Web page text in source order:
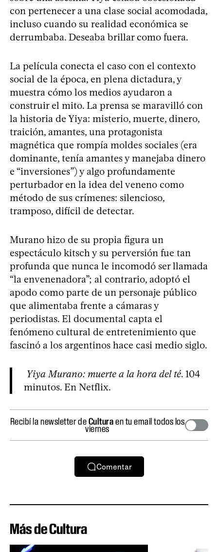
con pertenecer a una clase social acomodada,
incluso cuando su realidad económica se
derrumbaba. Deseaba brillar como fuera.
La película conecta el caso con el contexto
social de la época, en plena dictadura, y
muestra cómo los medios ayudaron a
construir el mito. La prensa se maravilló con
la historia de Yiya: misterio, muerte, dinero,
traición, amantes, una protagonista
magnética que rompía moldes sociales (era
dominante, tenía amantes y manejaba dinero
e “inversiones”) y algo profundamente
perturbador en la idea del veneno como
método de sus crímenes: silencioso,
tramposo, difícil de detectar.
Murano hizo de su propia figura un
espectáculo kitsch y su perversión fue tan
profunda que nunca le incomodó ser llamada
“la envenenadora”; al contrario, adoptó el
apodo como parte de un personaje público
que alimentaba frente a cámaras y
periodistas. El documental capta el
fenómeno cultural de entretenimiento que
fascinó a los argentinos hace casi medio siglo.
Yiya Murano: muerte a la hora del té. 104
minutos. En Netflix.
Recibí la newsletter deCulturaen tu email todos los
viernes
Comentar
Más de Cultura